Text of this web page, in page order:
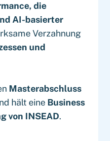
die
AI-basierter
Verzahnung
und
Masterabschluss
hält eine Business
von INSEAD.